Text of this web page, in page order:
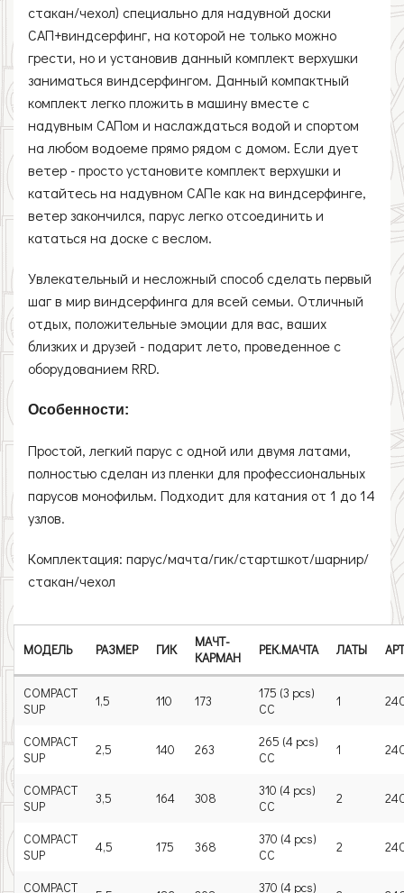
стакан/чехол) специально для надувной доски
САП+виндсерфинг, на которой не только можно
грести, но и установив данный комплект верхушки
заниматься виндсерфингом. Данный компактный
комплект легко пложить в машину вместе с
надувным САПом и наслаждаться водой и спортом
на любом водоеме прямо рядом с домом. Если дует
ветер - просто установите комплект верхушки и
катайтесь на надувном САПе как на виндсерфинге,
ветер закончился, парус легко отсоединить и
кататься на доске с веслом.
Увлекательный и несложный способ сделать первый
шаг в мир виндсерфинга для всей семьи. Отличный
отдых, положительные эмоции для вас, ваших
близких и друзей - подарит лето, проведенное с
оборудованием RRD.
Особенности:
Простой, легкий парус с одной или двумя латами,
полностью сделан из пленки для профессиональных
парусов монофильм. Подходит для катания от 1 до 14
узлов.
Комплектация: парус/мачта/гик/стартшкот/шарнир/
стакан/чехол
МОДЕЛЬ РАЗМЕР ГИК
МАЧТ-
КАРМАН
РЕК.МАЧТА ЛАТЫ
COMPACT
SUP
1,5 110 173
175 (3 pcs)
CC
1
COMPACT
SUP
2,5 140 263
265 (4 pcs)
CC
1
COMPACT
SUP
3,5 164 308
310 (4 pcs)
CC
2
COMPACT
SUP
4,5 175 368
370 (4 pcs)
CC
2
COMPACT 370 (4 pcs)